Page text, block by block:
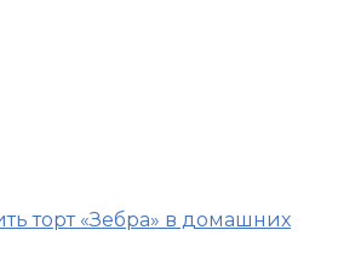
торт «Зебра» в домашних